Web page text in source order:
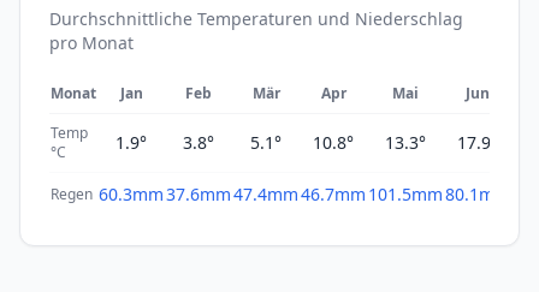
Durchschnittliche Temperaturen und Niederschlag
pro Monat
Monat Jan Feb Mär Apr Mai Jun
Temp
°C
1.9° 3.8° 5.1° 10.8° 13.3° 17.9°
Regen 60.3mm37.6mm47.4mm46.7mm 101.5mm80.1mm